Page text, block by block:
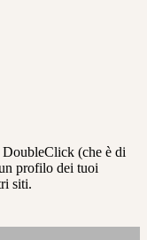
DoubleClick (che è di
profilo dei tuoi
siti.